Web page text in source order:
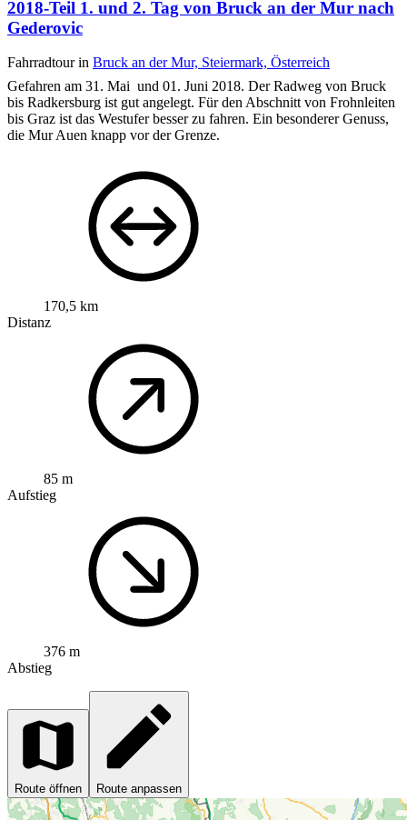
2018-Teil 1. und 2. Tag von Bruck an der Mur nach
Gederovic
Fahrradtour in Bruck an der Mur, Steiermark, Österreich
Gefahren am 31. Mai und 01. Juni 2018. Der Radweg von Bruck
bis Radkersburg ist gut angelegt. Für den Abschnitt von Frohnleiten
bis Graz ist das Westufer besser zu fahren. Ein besonderer Genuss,
die Mur Auen knapp vor der Grenze.
170,5 km
Distanz
85 m
Aufstieg
376 m
Abstieg
Route öffnen Route anpassen